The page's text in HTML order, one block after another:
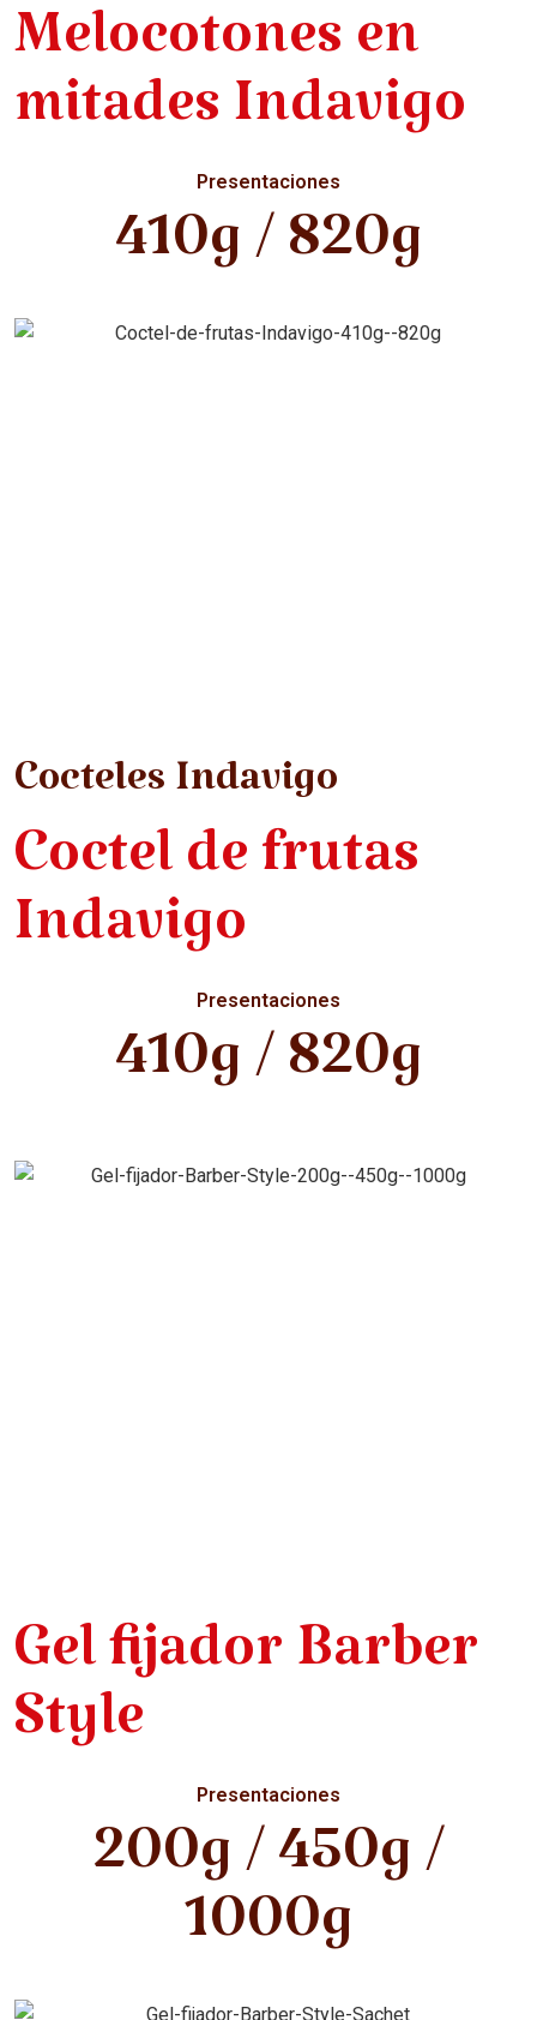
Melocotones en
mitades Indavigo
Presentaciones
410g / 820g
Cocteles Indavigo
Coctel de frutas
Indavigo
Presentaciones
410g / 820g
Gel fijador Barber
Style
Presentaciones
200g / 450g /
1000g